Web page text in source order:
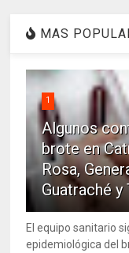
MAS
1
Algunos
brote en
Rosa,
Guatraché y
El equipo sanitario
epidemiológica del